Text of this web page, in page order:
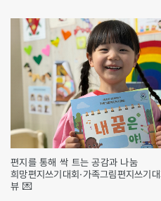
편지를 통해 싹 트는 공감과 나눔
희망편지쓰기대회·가족그림편지쓰기
뷰 💌